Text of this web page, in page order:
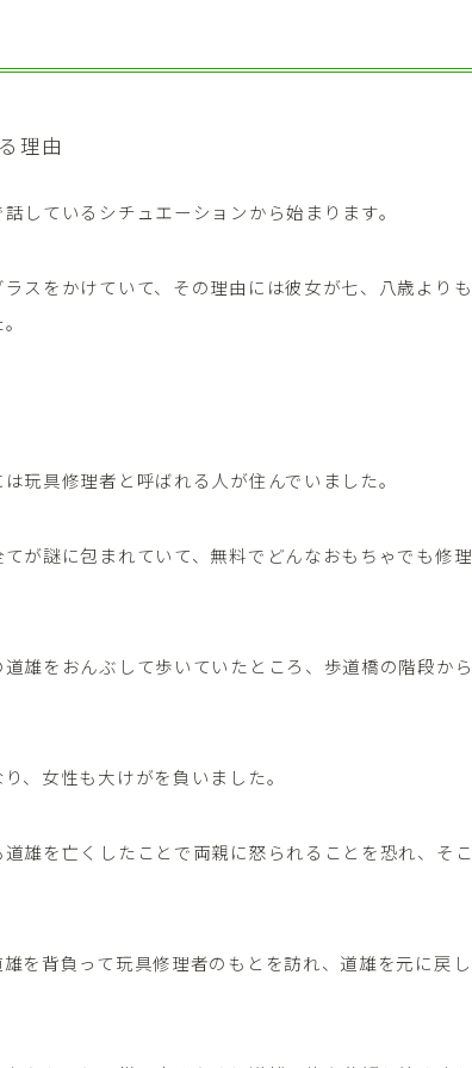
理由
しているシチュエーションから始まります。
スをかけていて、その理由には彼女が七、八歳より
玩具修理者と呼ばれる人が住んでいました。
が謎に包まれていて、無料でどんなおもちゃでも修
雄をおんぶして歩いていたところ、歩道橋の階段か
、女性も大けがを負いました。
雄を亡くしたことで両親に怒られることを恐れ、そ
を背負って玩具修理者のもとを訪れ、道雄を元に戻